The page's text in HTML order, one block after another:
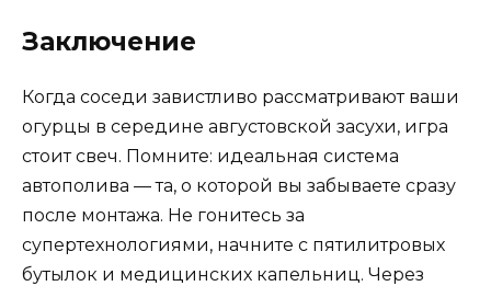
Заключение
Когда соседи завистливо рассматривают ваши
огурцы в середине августовской засухи, игра
стоит свеч. Помните: идеальная система
автополива — та, о которой вы забываете сразу
после монтажа. Не гонитесь за
супертехнологиями, начните с пятилитровых
бутылок и медицинских капельниц. Через